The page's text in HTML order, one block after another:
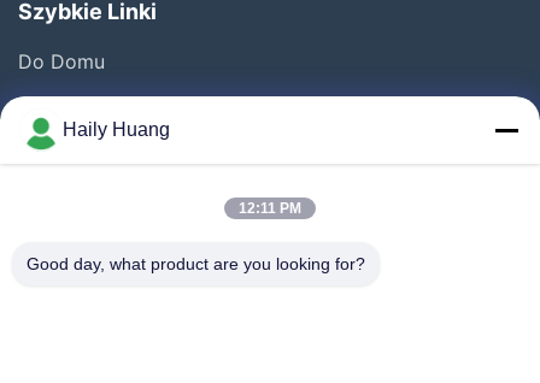
Szybkie Linki
Do Domu
Produkty
Filmy
Kontrola Jakości
Haily Huang
12:11 PM
Good day, what product are you looking for?